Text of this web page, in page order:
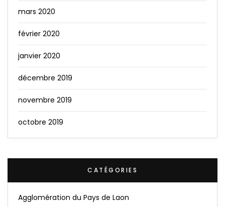
mars 2020
février 2020
janvier 2020
décembre 2019
novembre 2019
octobre 2019
CATÉGORIES
Agglomération du Pays de Laon